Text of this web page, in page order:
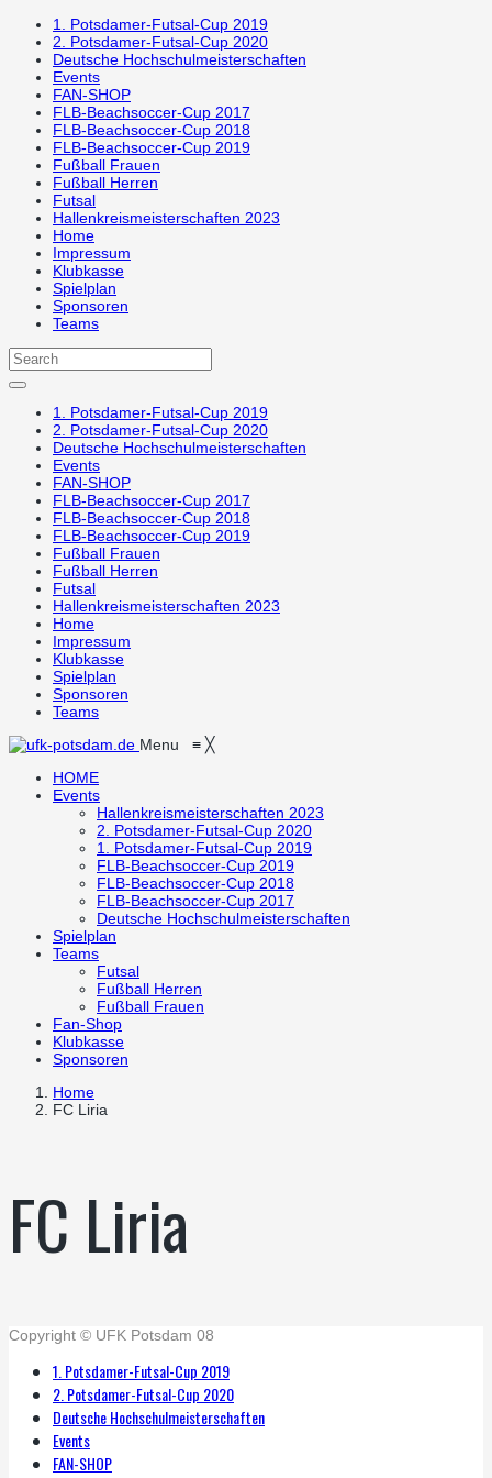
1. Potsdamer-Futsal-Cup 2019
2. Potsdamer-Futsal-Cup 2020
Deutsche Hochschulmeisterschaften
Events
FAN-SHOP
FLB-Beachsoccer-Cup 2017
FLB-Beachsoccer-Cup 2018
FLB-Beachsoccer-Cup 2019
Fußball Frauen
Fußball Herren
Futsal
Hallenkreismeisterschaften 2023
Home
Impressum
Klubkasse
Spielplan
Sponsoren
Teams
1. Potsdamer-Futsal-Cup 2019
2. Potsdamer-Futsal-Cup 2020
Deutsche Hochschulmeisterschaften
Events
FAN-SHOP
FLB-Beachsoccer-Cup 2017
FLB-Beachsoccer-Cup 2018
FLB-Beachsoccer-Cup 2019
Fußball Frauen
Fußball Herren
Futsal
Hallenkreismeisterschaften 2023
Home
Impressum
Klubkasse
Spielplan
Sponsoren
Teams
Menu ≡ ╳
HOME
Events
Hallenkreismeisterschaften 2023
2. Potsdamer-Futsal-Cup 2020
1. Potsdamer-Futsal-Cup 2019
FLB-Beachsoccer-Cup 2019
FLB-Beachsoccer-Cup 2018
FLB-Beachsoccer-Cup 2017
Deutsche Hochschulmeisterschaften
Spielplan
Teams
Futsal
Fußball Herren
Fußball Frauen
Fan-Shop
Klubkasse
Sponsoren
Home
FC Liria
FC Liria
Copyright © UFK Potsdam 08
1. Potsdamer-Futsal-Cup 2019
2. Potsdamer-Futsal-Cup 2020
Deutsche Hochschulmeisterschaften
Events
FAN-SHOP